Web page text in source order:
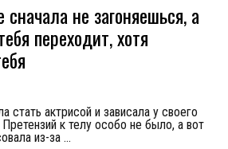
не загоняешься, а
переходит, хотя
стать актрисой и зависала у своего
к телу особо не было, а вот
из-за ...